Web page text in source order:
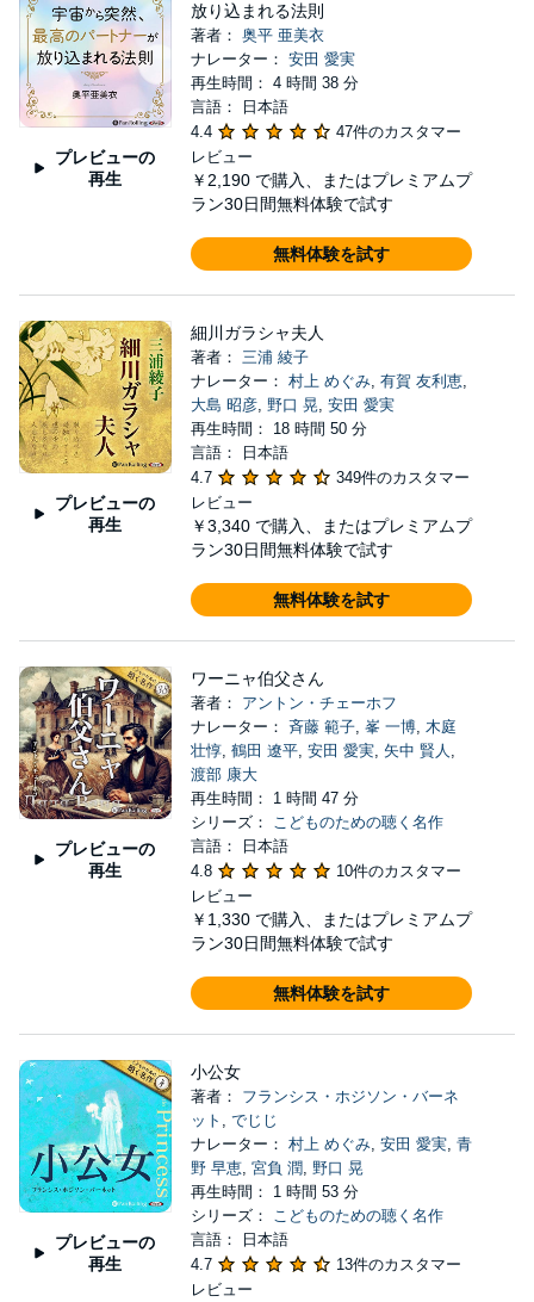
プレビューの
再生
放り込まれる法則
著者： 奥平 亜美衣
ナレーター： 安田 愛実
再生時間： 4 時間 38 分
言語： 日本語
4.4
47件のカスタマー
レビュー
￥2,190 で購入、またはプレミアムプ
ラン30日間無料体験で試す
無料体験を試す
プレビューの
再生
細川ガラシャ夫人
著者： 三浦 綾子
ナレーター： 村上 めぐみ, 有賀 友利恵,
大島 昭彦, 野口 晃, 安田 愛実
再生時間： 18 時間 50 分
言語： 日本語
4.7
349件のカスタマー
レビュー
￥3,340 で購入、またはプレミアムプ
ラン30日間無料体験で試す
無料体験を試す
プレビューの
再生
ワーニャ伯父さん
著者： アントン・チェーホフ
ナレーター： 斉藤 範子, 峯 一博, 木庭
壮惇, 鶴田 遼平, 安田 愛実, 矢中 賢人 ,
渡部 康大
再生時間： 1 時間 47 分
シリーズ： こどものための聴く名作
言語： 日本語
4.8
10件のカスタマー
レビュー
￥1,330 で購入、またはプレミアムプ
ラン30日間無料体験で試す
無料体験を試す
プレビューの
再生
小公女
著者： フランシス・ホジソン・バーネ
ット , でじじ
ナレーター： 村上 めぐみ, 安田 愛実, 青
野 早恵, 宮負 潤, 野口 晃
再生時間： 1 時間 53 分
シリーズ： こどものための聴く名作
言語： 日本語
4.7
13件のカスタマー
レビュー